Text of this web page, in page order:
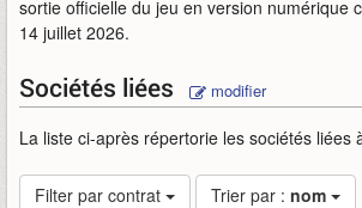
sortie officielle du jeu en version numérique
14 juillet 2026.
Sociétés liées modifier
La liste ci-après répertorie les sociétés liées
Filter par contrat Trier par : nom